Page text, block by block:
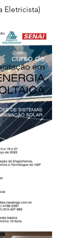
Eletricista)